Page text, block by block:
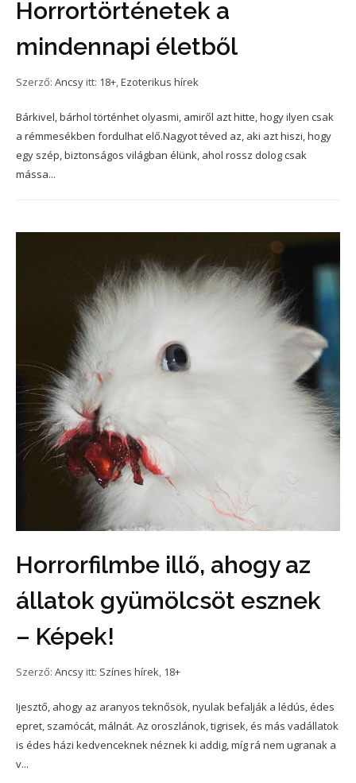
Horrortörténetek a
mindennapi életből
Szerző: Ancsy itt: 18+,Ezoterikus hírek
Bárkivel, bárhol történhet olyasmi, amiről azt hitte, hogy ilyen csak
a rémmesékben fordulhat elő.Nagyot téved az, aki azt hiszi, hogy
egy szép, biztonságos világban élünk, ahol rossz dolog csak
mássa...
Horrorfilmbe illő, ahogy az
állatok gyümölcsöt esznek
– Képek!
Szerző: Ancsy itt: Színes hírek, 18+
Ijesztő, ahogy az aranyos teknősök, nyulak befalják a lédús, édes
epret, szamócát, málnát. Az oroszlánok, tigrisek, és más vadállatok
is édes házi kedvenceknek néznek ki addig, míg rá nem ugranak a
v...